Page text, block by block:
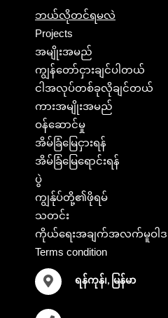
ဘယ်လိုတင်ရမလဲ
Projects
အမျိုးအမည်
ကျွန်တော်ငှားချင်ပါတယ်
ငါအလုပ်တစ်ခုလိုချင်တယ်
ကားအမျိုးအမည်
ဝန်ဆောင်မှု
အိမ်ခြံမြေငှားရန်
အိမ်ခြံမြေရောင်းရန်
ပွဲ
ကျွန်ုပ်တို့၏ဖိုရမ်
သတင်း
ကိုယ်ရေးအချက်အလက်မူဝါဒ
Terms condition
ရန်ကုန်၊, မြန်မာ